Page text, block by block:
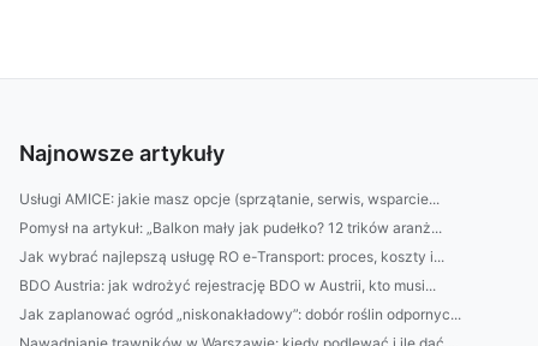
Najnowsze artykuły
Usługi AMICE: jakie masz opcje (sprzątanie, serwis, wsparcie...
Pomysł na artykuł: „Balkon mały jak pudełko? 12 trików aranż...
Jak wybrać najlepszą usługę RO e-Transport: proces, koszty i...
BDO Austria: jak wdrożyć rejestrację BDO w Austrii, kto musi...
Jak zaplanować ogród „niskonakładowy”: dobór roślin odpornyc...